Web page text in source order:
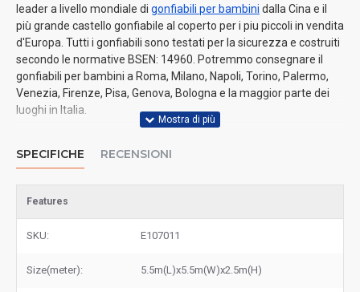
leader a livello mondiale di gonfiabili per bambini dalla Cina e il
più grande castello gonfiabile al coperto per i piu piccoli in vendita
d'Europa. Tutti i gonfiabili sono testati per la sicurezza e costruiti
secondo le normative BSEN: 14960. Potremmo consegnare il
gonfiabili per bambini a Roma, Milano, Napoli, Torino, Palermo,
Venezia, Firenze, Pisa, Genova, Bologna e la maggior parte dei
luoghi in Italia.
SPECIFICHE RECENSIONI
Features
SKU: E107011
Size(meter): 5.5m(L)x5.5m(W)x2.5m(H)